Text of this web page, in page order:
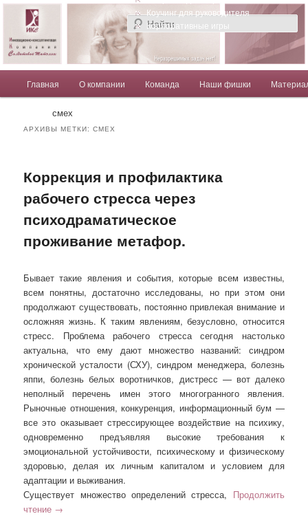
Солдатова Татьяна
Компания Солдатовой Татьяны
Главное менюПерейти к основному содержимому
Перейти к дополнительному содержимому
Главная О компании Команда Наши фишки
Коучинг для руководителя
Корпоративные игры
смех
АРХИВЫ МЕТКИ:СМЕХ
Коррекция и профилактика
рабочего стресса через
психодраматическое
проживание метафор.
Бывает такие явления и события, которые всем известны,
всем понятны, достаточно исследованы, но при этом они
продолжают существовать, постоянно привлекая внимание и
осложняя жизнь. К таким явлениям, безусловно, относится
стресс. Проблема рабочего стресса сегодня настолько
актуальна, что ему дают множество названий: синдром
хронической усталости (СХУ), синдром менеджера, болезнь
яппи, болезнь белых воротничков, дистресс — вот далеко
неполный перечень имен этого многогранного явления.
Рыночные отношения, конкуренция, информационный бум —
все это оказывает стрессирующее воздействие на психику,
одновременно предъявляя высокие требования к
эмоциональной устойчивости, психическому и физическому
здоровью, делая их личным капиталом и условием для
адаптации и выживания.
Существует множество определений стресса, Продолжить
чтение →